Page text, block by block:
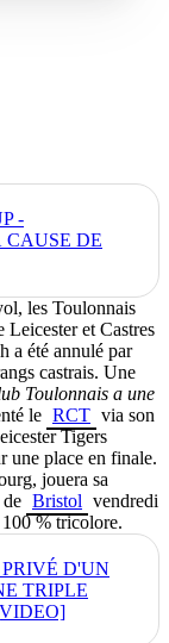
-
CAUSE DE
les Toulonnais
Leicester et Castres
a été annulé par
castrais. Une
Toulonnais a une
le RCT via son
Tigers
une place en finale.
jouera sa
Bristol vendredi
% tricolore.
D'UN
TRIPLE